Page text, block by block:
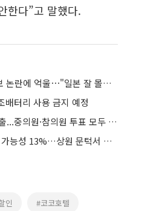
한다”고 말했다.
'故최진 딸' 최준희, 웨딩화보 논란에 억울⋯"일본 잘 몰라, 작가가 지정한 것"
배터리 사용 금지 예정
다카이치, 일본 총리로 재선출...중의원·참의원 투표 모두 승리
美 클래리티 법안 연내 통과 가능성 13%…상원 문턱서 제동
인 #코코호텔